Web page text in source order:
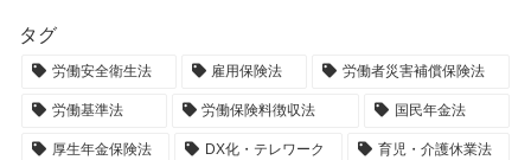
タグ
労働安全衛生法 雇用保険法 労働者災害補償保険法
労働基準法 労働保険料徴収法 国民年金法
厚生年金保険法 DX化・テレワーク 育児・介護休業法